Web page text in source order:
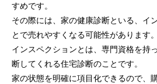
すめです。
その際には、家の健康診断といる、イ
とで売れやすくなる可能性があります。
インスペクションとは、専門資格を持
断してくれる住宅診断のことです。
家の状態を明確に項目化できるので、